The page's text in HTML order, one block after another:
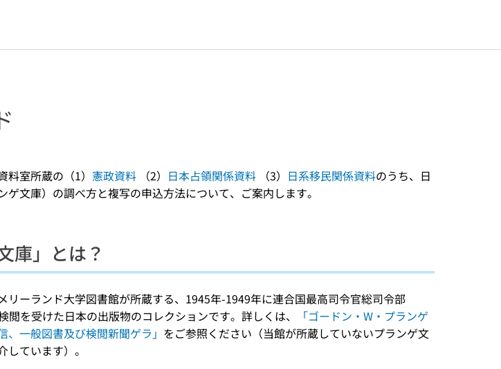
室所蔵の（1） 憲政資料 （2） 日本占領関係資料 （3） 日系移民関係資料のうち、日
ゲ文庫）の調べ方と複写の申込方法について、ご案内します。
庫」とは？
リーランド大学図書館が所蔵する、1945年-1949年に連合国最高司令官総司令部
閲を受けた日本の出版物のコレクションです。詳しくは、
「ゴードン・W・プランゲ
一般図書及び検閲新聞ゲラ」 をご参照ください（当館が所蔵していないプランゲ文
ています）。